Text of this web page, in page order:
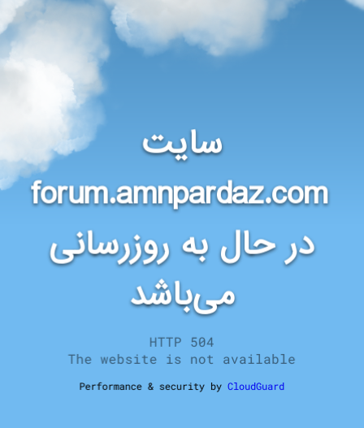
سایت
forum.amnpardaz.com
در حال به روزرسانی
می‌باشد
HTTP 504
The website is not available
Performance & security byCloudGuard